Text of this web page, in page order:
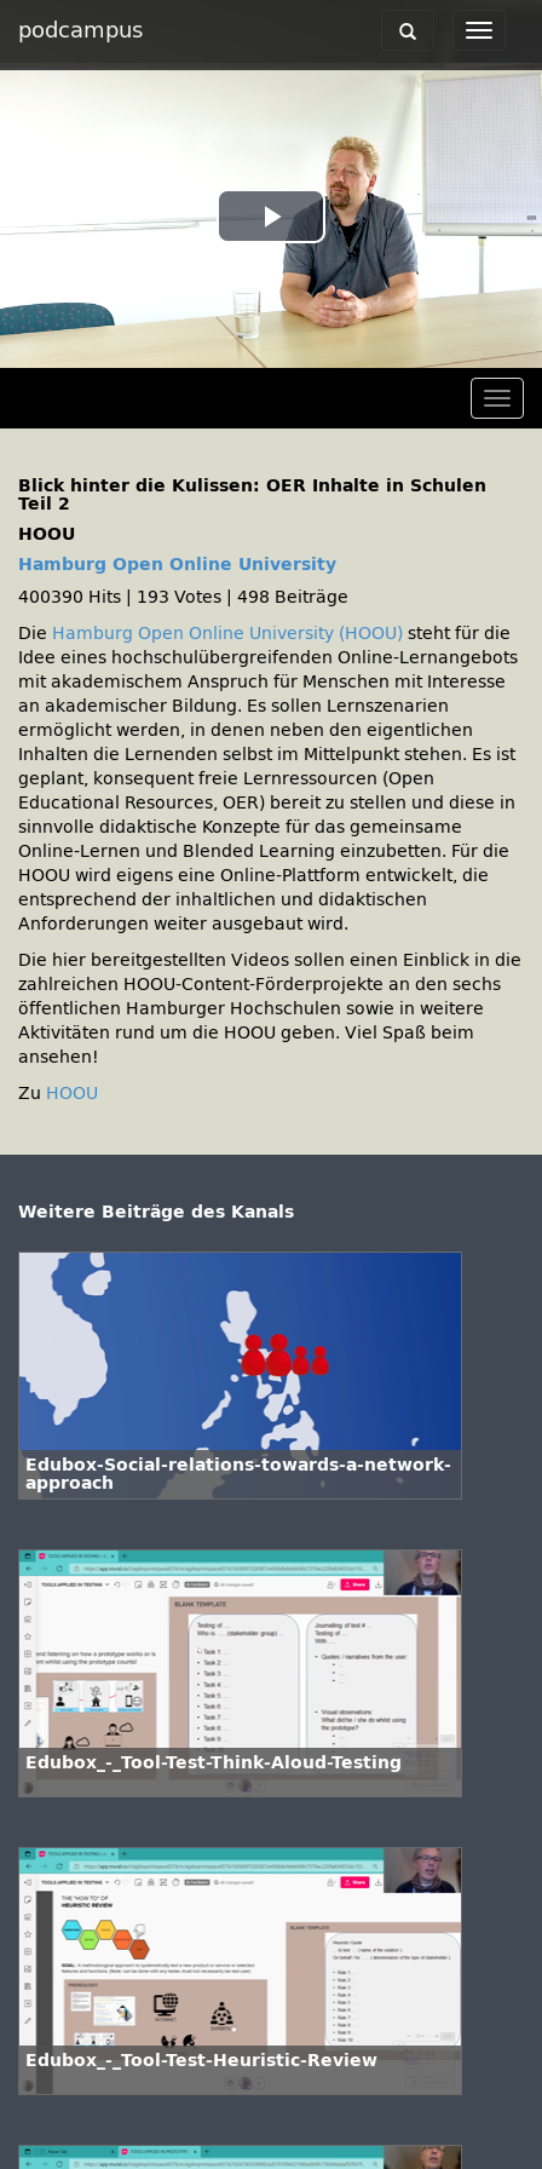
podcampus
Toggle
Toggle
Play
Video
Blick hinter die Kulissen: OER Inhalte in Schulen
Teil 2
HOOU
Hamburg Open Online University
400390 Hits
193 Votes
498 Beiträge
Die Hamburg Open Online University (HOOU) steht für die
Idee eines hochschulübergreifenden Online-Lernangebots
mit akademischem Anspruch für Menschen mit Interesse
an akademischer Bildung. Es sollen Lernszenarien
ermöglicht werden, in denen neben den eigentlichen
Inhalten die Lernenden selbst im Mittelpunkt stehen. Es ist
geplant, konsequent freie Lernressourcen (Open
Educational Resources, OER) bereit zu stellen und diese in
sinnvolle didaktische Konzepte für das gemeinsame
Online-Lernen und Blended Learning einzubetten. Für die
HOOU wird eigens eine Online-Plattform entwickelt, die
entsprechend der inhaltlichen und didaktischen
Anforderungen weiter ausgebaut wird.
Die hier bereitgestellten Videos sollen einen Einblick in die
zahlreichen HOOU-Content-Förderprojekte an den sechs
öffentlichen Hamburger Hochschulen sowie in weitere
Aktivitäten rund um die HOOU geben. Viel Spaß beim
ansehen!
Zu HOOU
Weitere Beiträge des Kanals
Edubox-Social-relations-towards-a-network-
approach
Edubox_-_Tool-Test-Think-Aloud-Testing
Edubox_-_Tool-Test-Heuristic-Review